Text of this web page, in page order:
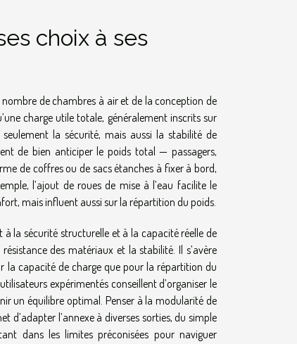
choix à ses
de chambres à air et de la conception de
charge utile totale, généralement inscrits sur
la sécurité, mais aussi la stabilité de
de bien anticiper le poids total — passagers,
de coffres ou de sacs étanches à fixer à bord,
l’ajout de roues de mise à l’eau facilite le
mais influent aussi sur la répartition du poids.
la sécurité structurelle et à la capacité réelle de
des matériaux et la stabilité. Il s’avère
la capacité de charge que pour la répartition du
expérimentés conseillent d’organiser le
un équilibre optimal. Penser à la modularité de
d’adapter l’annexe à diverses sorties, du simple
dans les limites préconisées pour naviguer